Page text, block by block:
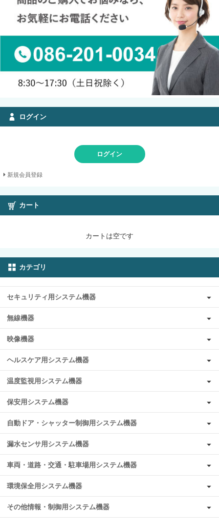
ログイン
ログイン
新規会員登録
カート
カートは空です
カテゴリ
セキュリティ用システム機器
無線機器
映像機器
ヘルスケア用システム機器
温度監視用システム機器
保安用システム機器
自動ドア・シャッター制御用システム機器
漏水センサ用システム機器
車両・道路・交通・駐車場用システム機器
環境保全用システム機器
その他情報・制御用システム機器